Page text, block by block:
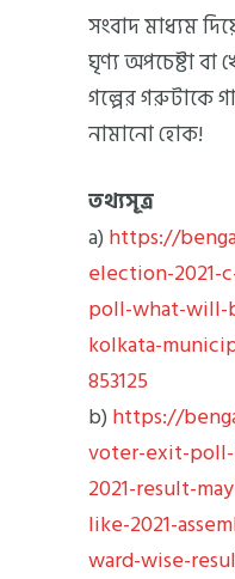
সংবাদ মাধ্যম
ঘৃণ্য অপচেষ্টা বা
গল্পের গরুটাকে
নামানো হোক!
তথ্যসূত্র
a) https://
election-
poll-what-
kolkata-
853125
b) https://
voter-exit-
2021-result-
like-2021-
ward-wise-